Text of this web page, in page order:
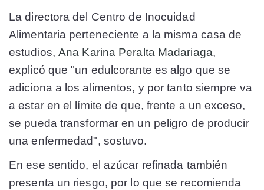
La directora del Centro de Inocuidad
Alimentaria perteneciente a la misma casa de
estudios, Ana Karina Peralta Madariaga,
explicó que "un edulcorante es algo que se
adiciona a los alimentos, y por tanto siempre va
a estar en el límite de que, frente a un exceso,
se pueda transformar en un peligro de producir
una enfermedad", sostuvo.
En ese sentido, el azúcar refinada también
presenta un riesgo, por lo que se recomienda